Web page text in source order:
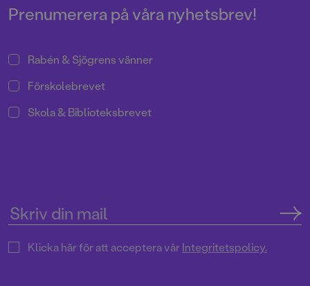
saga om sönderälskade
julgransprydnader.
Prenumerera på våra nyhetsbrev!
Rabén & Sjögrens vänner
Förskolebrevet
Skola & Biblioteksbrevet
Klicka här för att acceptera vårIntegritetspolicy.